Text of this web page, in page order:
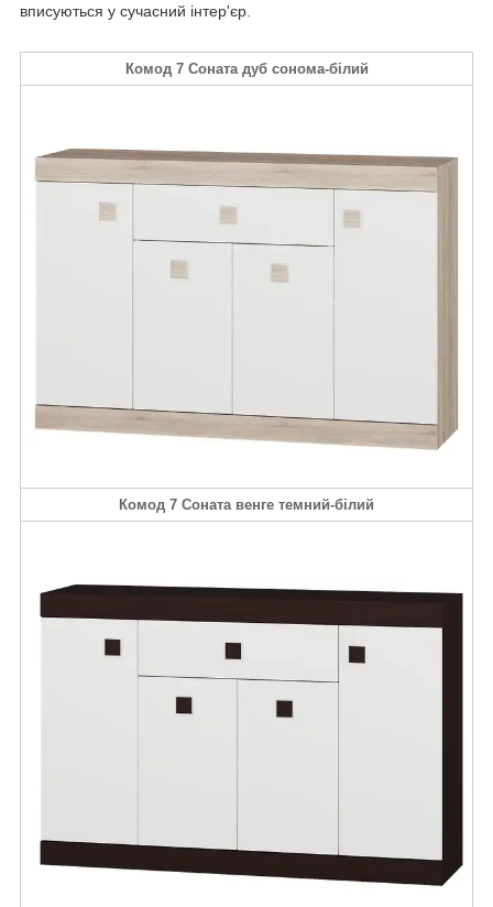
вписуються у сучасний інтер'єр.
Комод 7 Соната дуб сонома-білий
Комод 7 Соната венге темний-білий